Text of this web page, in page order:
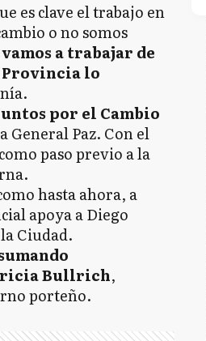
es clave el trabajo en
o no somos
a trabajar de
lo
por el Cambio
General Paz. Con el
paso previo a la
hasta ahora, a
apoya a Diego
Ciudad.
Bullrich,
porteño.